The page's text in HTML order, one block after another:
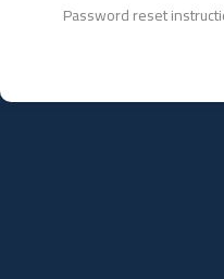
Password reset